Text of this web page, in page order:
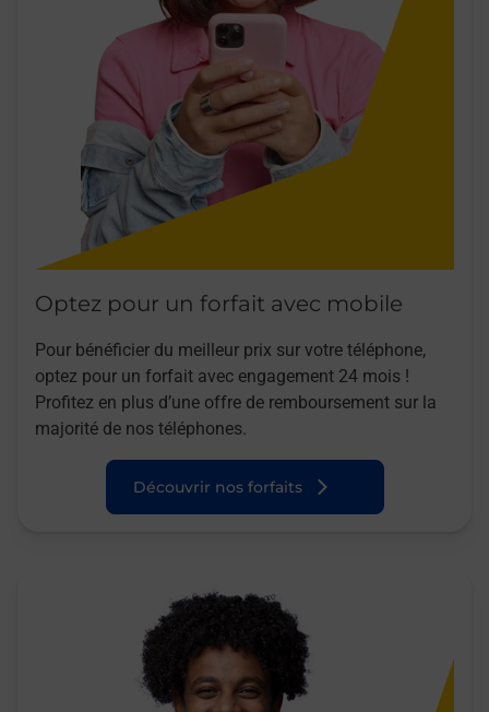
Optez pour un forfait avec mobile
Pour bénéficier du meilleur prix sur votre téléphone,
optez pour un forfait avec engagement 24 mois !
Profitez en plus d’une offre de remboursement sur la
majorité de nos téléphones.
Découvrir nos forfaits